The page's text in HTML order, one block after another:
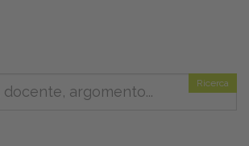
Ricerca